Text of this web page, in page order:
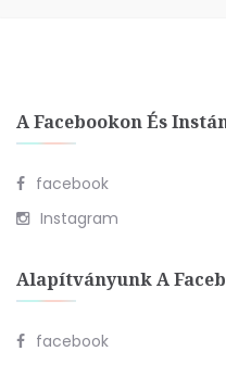
A Facebookon És
facebook
Instagram
Alapítványunk A
facebook